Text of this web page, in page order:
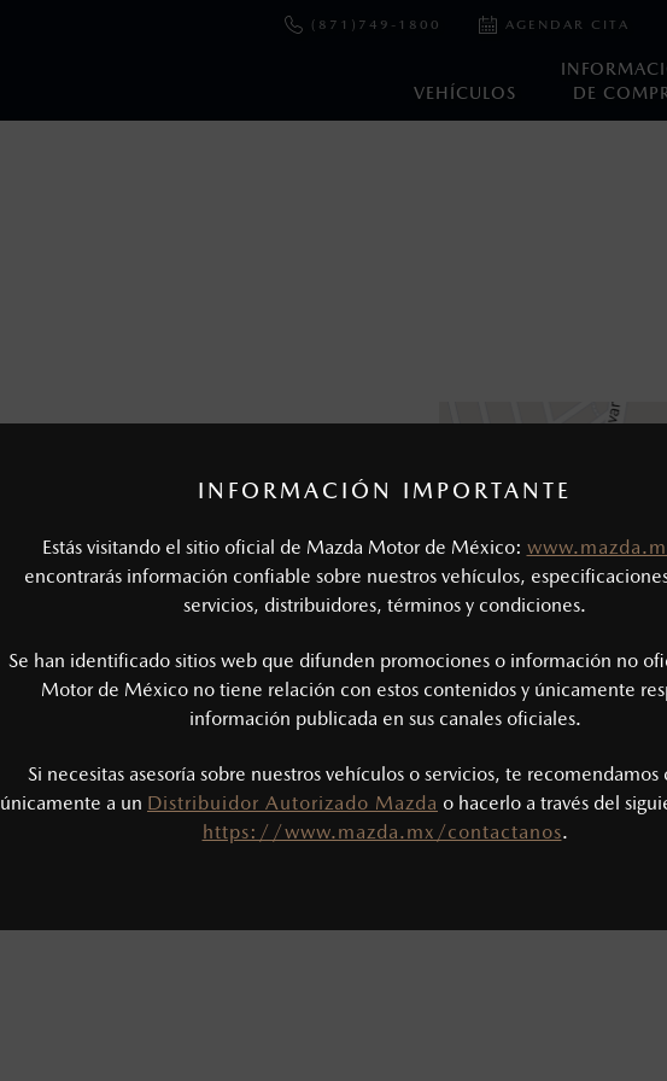
INFORMACIÓN IMPORTANTE
Estás visitando el sitio oficial de Mazda Motor de México:
encontrarás información confiable sobre nuestros vehículos,
servicios, distribuidores, términos y condiciones.
Se han identificado sitios web que difunden promociones o información no
Motor de México no tiene relación con estos contenidos y únicamente
información publicada en sus canales oficiales.
Si necesitas asesoría sobre nuestros vehículos o servicios, te recomendamos
únicamente a un Distribuidor Autorizado Mazda o hacerlo a través del
https://www.mazda.mx/contactanos.
VEHÍCULOS
DE
(871)749-1800 AGENDAR CITA
Servicio
(871) 749-1805
Atención al cliente
(871) 749-1800
Lun-Vie: 7:00 a 17:00 h
Sáb: 8:00 a 17:00 h
Dom: CERRADO
¿CÓMO LLEGAR?